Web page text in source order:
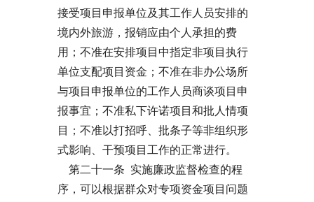
接受项目申报单位及其工作人员安排的
境内外旅游，报销应由个人承担的费
用；不准在安排项目中指定非项目执行
单位支配项目资金；不准在非办公场所
与项目申报单位的工作人员商谈项目申
报事宜；不准私下许诺项目和批人情项
目；不准以打招呼、批条子等非组织形
式影响、干预项目工作的正常进行。
第二十一条 实施廉政监督检查的程
序，可以根据群众对专项资金项目问题